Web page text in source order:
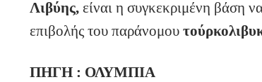
Λιβύης, είναι η συγκεκριμένη βάση
επιβολής του παράνομου
ΠΗΓΗ : ΟΛΥΜΠΙΑ